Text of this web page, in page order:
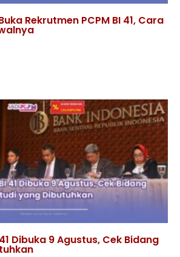
Rekrutmen PCPM BI 41, Cara
Dibuka 9 Agustus, Cek Bidang